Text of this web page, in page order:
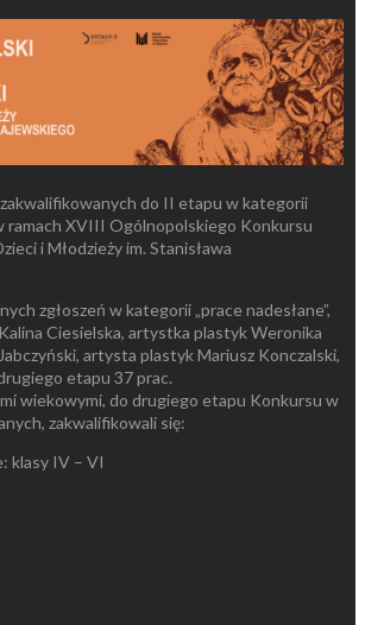
do II etapu w kategorii
ramach XVIII Ogólnopolskiego Konkursu
i Młodzieży im. Stanisława
zgłoszeń w kategorii „prace nadesłane”,
Ciesielska, artystka plastyk Weronika
artysta plastyk Mariusz Konczalski,
etapu 37 prac.
wiekowymi, do drugiego etapu Konkursu w
zakwalifikowali się:
klasy IV – VI